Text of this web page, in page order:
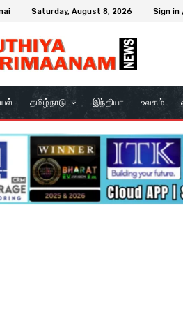
Saturday, August 8, 2026 Sign in
தமிழ்நாடு இந்தியா உலகம்